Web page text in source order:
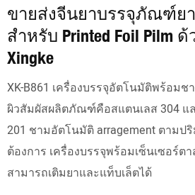
ขายส่งจีนยาบรรจุภัณฑ์ย
สำหรับ Printed Foil Pilm
Xingke
XK-B861 เครื่องบรรจุอัตโนมัติพร้อม
ผิวสัมผัสผลิตภัณฑ์คือสแตนเลส 304 แ
201 ชามอัตโนมัติ arragement ตาม
ต้องการ เครื่องบรรจุพร้อมเซ็นเซอร์
สามารถเติมยาและแท็บเล็ตได้